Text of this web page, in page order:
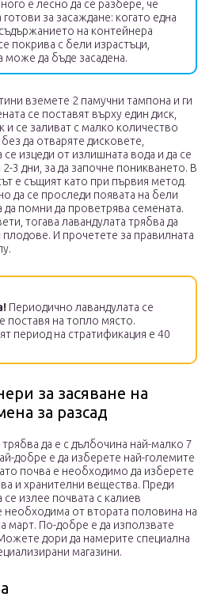
е лесно да се разбере, че
готови за засаждане: когато една
на контейнера
покрива с бели израстъци,
може да бъде засадена.
вземете 2 памучни тампона и ги
се поставят върху един диск,
и се заливат с малко количество
да отваряте дисковете,
изцеди от излишната вода и да се
3 дни, за да започне поникването. В
е същият като при първия метод.
да се проследи появата на бели
да помни да проветрява семената.
тогава лавандулата трябва да
И прочетете за правилната
Периодично лавандулата се
поставя на топло място.
период на стратификация е 40
за засяване на
за разсад
да е с дълбочина най-малко 7
добре е да изберете най-големите
почва е необходимо да изберете
и хранителни вещества. Преди
излее почвата с калиев
необходима от втората половина на
март. По-добре е да използвате
дори да намерите специална
магазини.